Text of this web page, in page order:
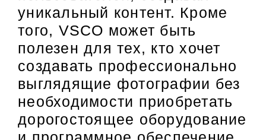
уникальный контент. Кроме
того, VSCO может быть
полезен для тех, кто хочет
создавать профессионально
выглядящие фотографии без
необходимости приобретать
дорогостоящее оборудование